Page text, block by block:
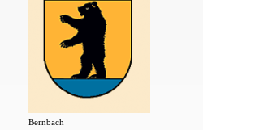
Bernbach